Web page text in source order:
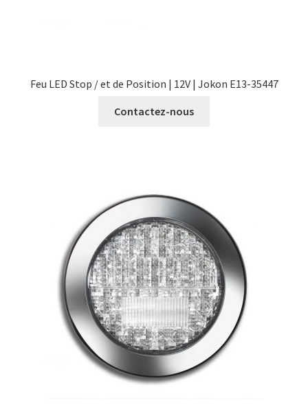
Feu LED Stop / et de Position | 12V | Jokon E13-35447
Contactez-nous